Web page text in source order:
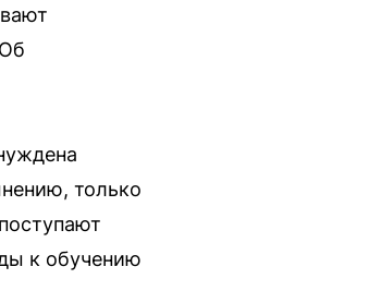
только
к обучению